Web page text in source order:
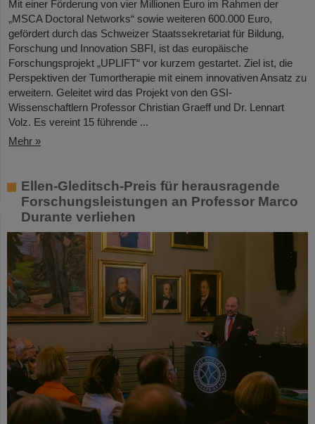
Mit einer Förderung von vier Millionen Euro im Rahmen der
„MSCA Doctoral Networks“ sowie weiteren 600.000 Euro,
gefördert durch das Schweizer Staatssekretariat für Bildung,
Forschung und Innovation SBFI, ist das europäische
Forschungsprojekt „UPLIFT“ vor kurzem gestartet. Ziel ist, die
Perspektiven der Tumortherapie mit einem innovativen Ansatz zu
erweitern. Geleitet wird das Projekt von den GSI-
Wissenschaftlern Professor Christian Graeff und Dr. Lennart
Volz. Es vereint 15 führende ...
Mehr »
Ellen-Gleditsch-Preis für herausragende
Forschungsleistungen an Professor Marco
Durante verliehen